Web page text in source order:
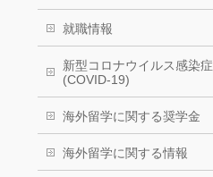
就職情報
新型コロナウイルス感染症
(COVID-19)
海外留学に関する奨学金
海外留学に関する情報